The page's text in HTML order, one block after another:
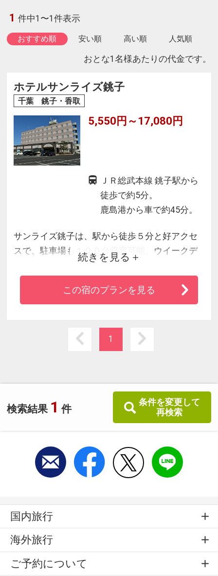
検索結果 1 件
条件を変更して
再検索
1 件中1〜1件表示
おすすめ順 安い順 高い順 人気順
おとな1名様あたりの代金です。
ホテルサンライズ銚子
千葉 銚子・香取
5,550円～17,080円
ＪＲ総武本線 銚子駅から
徒歩で約5分。
鹿島港から車で約45分。
サンライズ銚子は、駅から徒歩５分と好アクセ
スで、駐車場も１００台収容可能。ウイークデ
ーはビジネスの、週末は銚子近郊へのレジャー
の拠点として皆様にご利用いただいておりま
続きを見る
この宿のプランを見る
1
国内旅行
海外旅行
ご予約について